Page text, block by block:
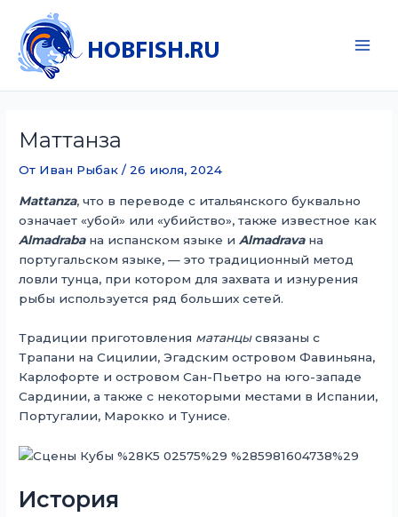
содержимому
Маттанза
От Иван Рыбак/ 26 июля, 2024
Mattanza, что в переводе с итальянского буквально
означает «убой» или «убийство», также известное как
Almadrabaна испанском языке иAlmadravaна
португальском языке, — это традиционный метод
ловли тунца, при котором для захвата и изнурения
рыбы используется ряд больших сетей.
Традиции приготовления матанцысвязаны с
Трапани на Сицилии, Эгадским островом Фавиньяна,
Карлофорте и островом Сан-Пьетро на юго-западе
Сардинии, а также с некоторыми местами в Испании,
Португалии, Марокко и Тунисе.
История